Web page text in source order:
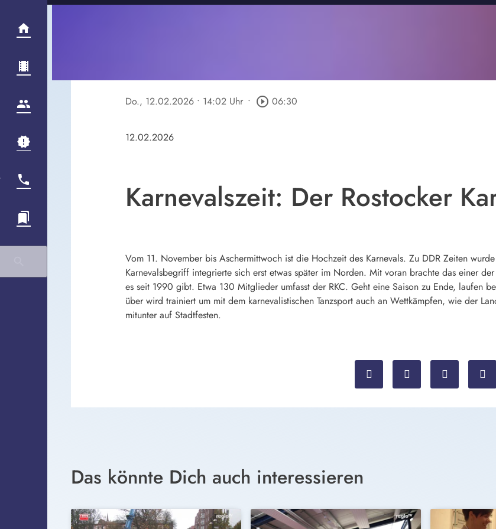
Do., 12.02.2026 • 14:02 Uhr • play_circle_outline 06:30
12.02.2026
Karnevalszeit: Der Rostocker
Vom 11. November bis Aschermittwoch ist die Hochzeit des Karnevals. Zu DDR Zeiten
Karnevalsbegriff integrierte sich erst etwas später im Norden. Mit voran brachte das einer
es seit 1990 gibt. Etwa 130 Mitglieder umfasst der RKC. Geht eine Saison zu Ende, laufen
über wird trainiert um mit dem karnevalistischen Tanzsport auch an Wettkämpfen, wie der
mitunter auf Stadtfesten.
Das könnte Dich auch interessieren